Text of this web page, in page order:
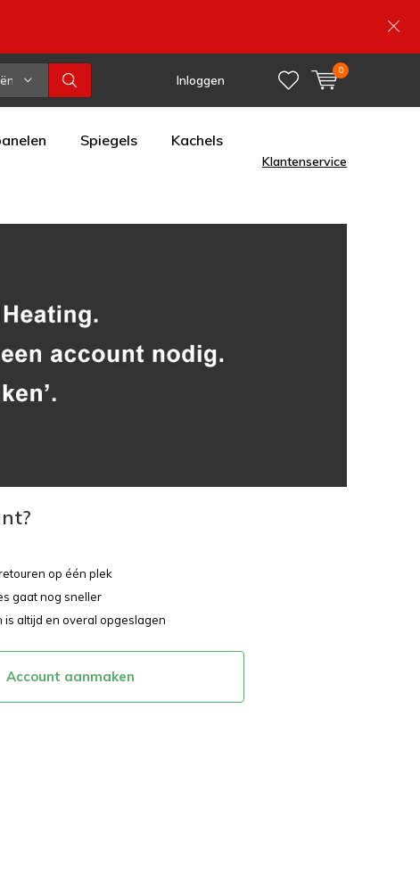
Inloggen
0
Spiegels Kachels
Klantenservice
op één plek
gaat nog sneller
is altijd en overal opgeslagen
Account aanmaken